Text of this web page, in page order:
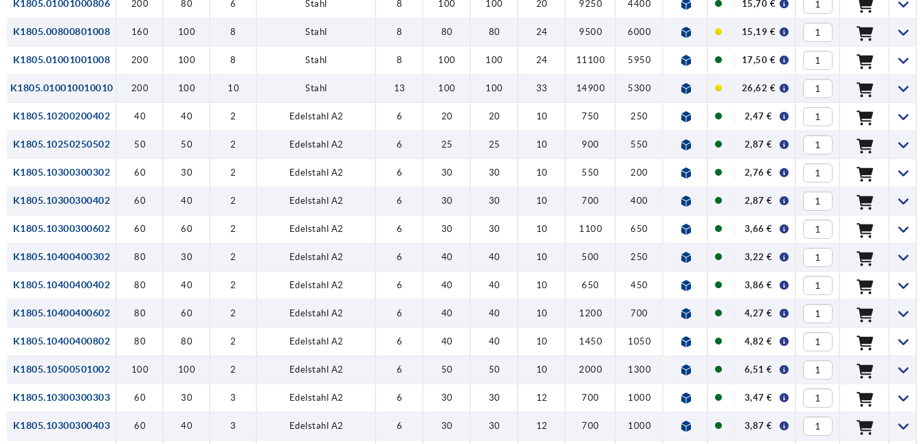
K1805.01001000806 200 80 6 Stahl 8 100 100 20 9250 4400 15,70 €
K1805.00800801008 160 100 8 Stahl 8 80 80 24 9500 6000 15,19 €
K1805.01001001008 200 100 8 Stahl 8 100 100 24 11100 5950 17,50 €
K1805.010010010010 200 100 10 Stahl 13 100 100 33 14900 5300 26,62 €
K1805.10200200402 40 40 2 Edelstahl A2 6 20 20 10 750 250 2,47 €
K1805.10250250502 50 50 2 Edelstahl A2 6 25 25 10 900 550 2,87 €
K1805.10300300302 60 30 2 Edelstahl A2 6 30 30 10 550 200 2,76 €
K1805.10300300402 60 40 2 Edelstahl A2 6 30 30 10 700 400 2,87 €
K1805.10300300602 60 60 2 Edelstahl A2 6 30 30 10 1100 650 3,66 €
K1805.10400400302 80 30 2 Edelstahl A2 6 40 40 10 500 250 3,22 €
K1805.10400400402 80 40 2 Edelstahl A2 6 40 40 10 650 450 3,86 €
K1805.10400400602 80 60 2 Edelstahl A2 6 40 40 10 1200 700 4,27 €
K1805.10400400802 80 80 2 Edelstahl A2 6 40 40 10 1450 1050 4,82 €
K1805.10500501002 100 100 2 Edelstahl A2 6 50 50 10 2000 1300 6,51 €
K1805.10300300303 60 30 3 Edelstahl A2 6 30 30 12 700 1000 3,47 €
K1805.10300300403 60 40 3 Edelstahl A2 6 30 30 12 700 1000 3,87 €